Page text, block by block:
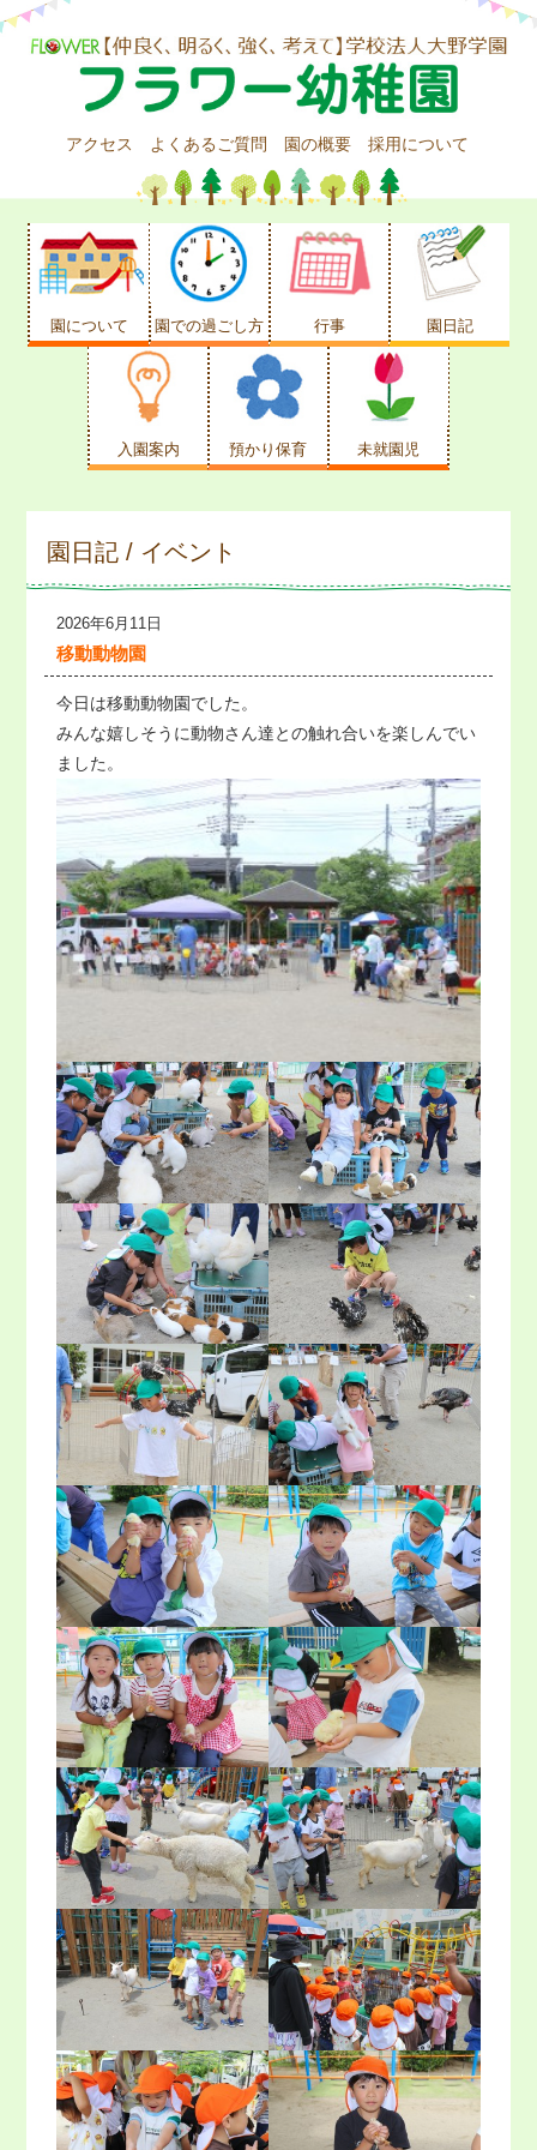
アクセス よくあるご質問 園の概要 採用について
園について 園での過ごし方 行事 園日記
入園案内 預かり保育 未就園児
園日記 / イベント
2026年6月11日
移動動物園
今日は移動動物園でした。
みんな嬉しそうに動物さん達との触れ合いを楽しんでい
ました。